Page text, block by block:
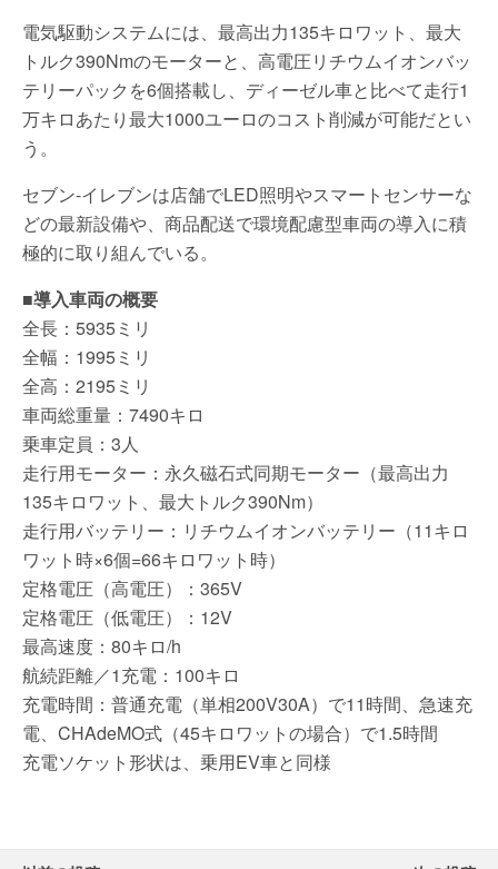
電気駆動システムには、最高出力135キロワット、最大
トルク390Nmのモーターと、高電圧リチウムイオンバッ
テリーパックを6個搭載し、ディーゼル車と比べて走行1
万キロあたり最大1000ユーロのコスト削減が可能だとい
う。
セブン‐イレブンは店舗でLED照明やスマートセンサーな
どの最新設備や、商品配送で環境配慮型車両の導入に積
極的に取り組んでいる。
■導入車両の概要
全長：5935ミリ
全幅：1995ミリ
全高：2195ミリ
車両総重量：7490キロ
乗車定員：3人
走行用モーター：永久磁石式同期モーター（最高出力
135キロワット、最大トルク390Nm）
走行用バッテリー：リチウムイオンバッテリー（11キロ
ワット時×6個=66キロワット時）
定格電圧（高電圧）：365V
定格電圧（低電圧）：12V
最高速度：80キロ/h
航続距離／1充電：100キロ
充電時間：普通充電（単相200V30A）で11時間、急速充
電、CHAdeMO式（45キロワットの場合）で1.5時間
充電ソケット形状は、乗用EV車と同様